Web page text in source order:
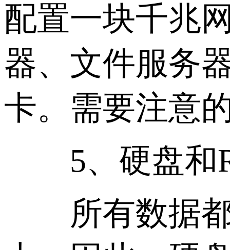
配置一块千兆
器、文件服务
卡。需要注意
5、硬盘和
所有数据都